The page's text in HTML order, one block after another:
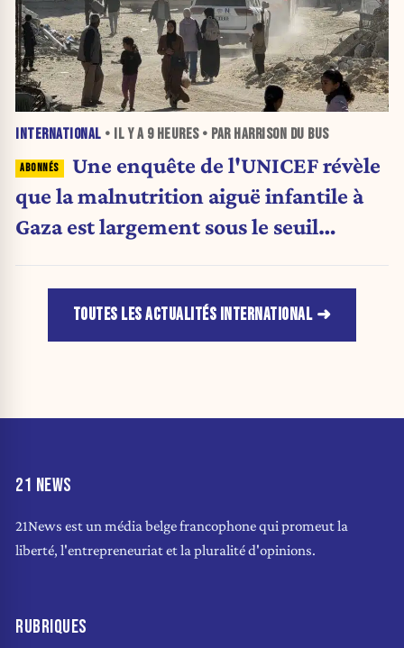
INTERNATIONAL • IL Y A 9 HEURES• PAR HARRISON DU BUS
Une enquête de l'UNICEF révèle
que la malnutrition aiguë infantile à
Gaza est largement sous le seuil
TOUTES LES ACTUALITÉS INTERNATIONAL
21 NEWS
21News est un média belge francophone qui promeut la
liberté, l'entrepreneuriat et la pluralité d'opinions.
RUBRIQUES